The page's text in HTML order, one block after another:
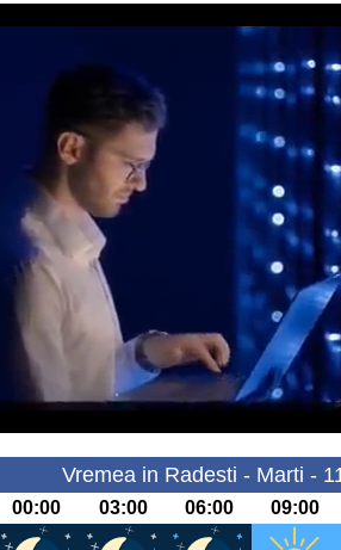
Vremea in Radesti - Marti -
00:00 03:00 06:00 09:00